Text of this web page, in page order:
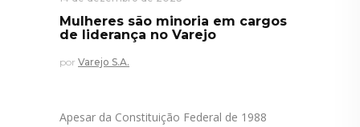
Mulheres são minoria em cargos
de liderança no Varejo
por Varejo S.A.
Apesar da Constituição Federal de 1988